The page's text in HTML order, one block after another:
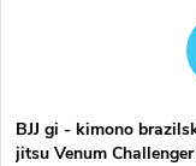
BJJ gi - kimono
jitsu Venum